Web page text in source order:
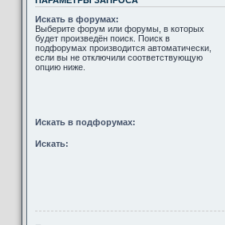
Искать в форумах:
Выберите форум или форумы, в которых
будет произведён поиск. Поиск в
подфорумах производится автоматически,
если вы не отключили соответствующую
опцию ниже.
Искать в подфорумах:
Искать: